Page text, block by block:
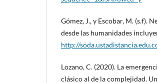
Gómez, J., y Escobar, M. (s.f).
desde las humanidades
http://
Lozano, C. (2020). La
clásico al de la complejidad.